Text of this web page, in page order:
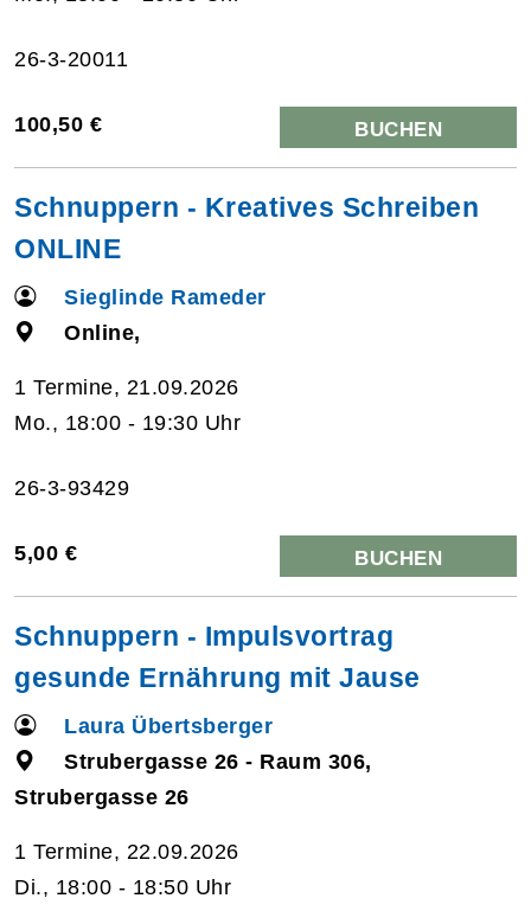
26-3-20011
100,50 € BUCHEN
Schnuppern - Kreatives Schreiben
ONLINE
Sieglinde Rameder
Online,
1 Termine, 21.09.2026
Mo., 18:00 - 19:30 Uhr
26-3-93429
5,00 € BUCHEN
Schnuppern - Impulsvortrag
gesunde Ernährung mit Jause
Laura Übertsberger
Strubergasse 26 - Raum 306,
Strubergasse 26
1 Termine, 22.09.2026
Di., 18:00 - 18:50 Uhr